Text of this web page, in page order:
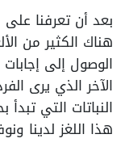
بعد أن تعرفنا
هناك الكثير من
الوصول إلى
الآخر الذي يرى
النباتات التي
هذا اللغز لدينا